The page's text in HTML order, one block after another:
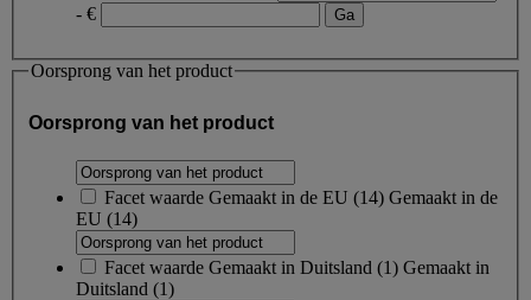
- €
Oorsprong van het product
Oorsprong van het product
Facet waarde Gemaakt in de EU (14) Gemaakt in de
EU (14)
Facet waarde Gemaakt in Duitsland (1) Gemaakt in
Duitsland (1)